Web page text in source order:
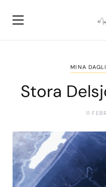
MINA
Stora
11